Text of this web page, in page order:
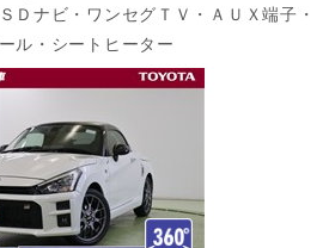
Ｄナビ・ワンセグＴＶ・ＡＵＸ端子・
ル・シートヒーター